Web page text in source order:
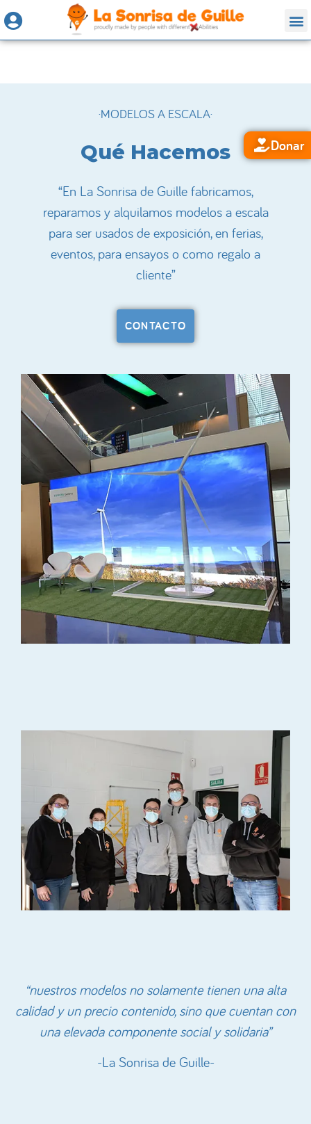
Donar
·MODELOS A ESCALA·
Qué Hacemos
“En La Sonrisa de Guille fabricamos,
reparamos y alquilamos modelos a escala
para ser usados de exposición, en ferias,
eventos, para ensayos o como regalo a
cliente”
CONTACTO
“nuestros modelos no solamente tienen una alta
calidad y un precio contenido, sino que cuentan con
una elevada componente social y solidaria”
-La Sonrisa de Guille-